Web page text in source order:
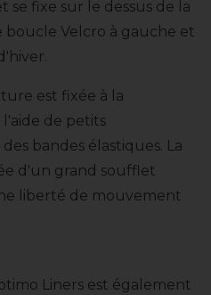
se fixe sur le dessus de la
Velcro à gauche et
est fixée à la
de petits
bandes élastiques. La
d'un grand soufflet
liberté de mouvement
Liners est également